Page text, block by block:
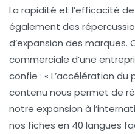
La rapidité et l’efficacité de
également des
d’expansion des marques.
commerciale d’une
confie : « L’accélération
contenu nous permet de
notre expansion à
nos fiches en 40 langues